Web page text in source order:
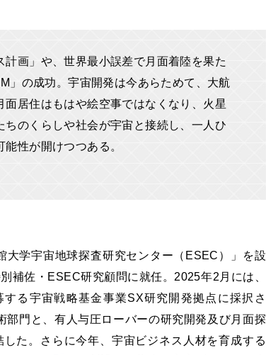
計画」や、世界最小誤差で月面着陸を果た
」の成功。宇宙開発は今あらためて、大航
居住はもはや絵空事ではなくなり、火星
のくらしや社会が宇宙と接続し、一人ひ
性が開けつつある。
大学宇宙地球探査研究センター（ESEC）」を設
補佐・ESEC研究顧問に就任。2025年2月には、
る宇宙戦略基金事業SX研究開発拠点に採択さ
門と、有人与圧ローバーの研究開発及び月面探
た。さらに今年、宇宙ビジネス人材を育成する